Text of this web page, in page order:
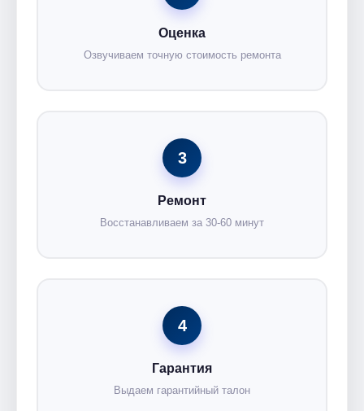
Оценка
Озвучиваем точную стоимость ремонта
3
Ремонт
Восстанавливаем за 30-60 минут
4
Гарантия
Выдаем гарантийный талон